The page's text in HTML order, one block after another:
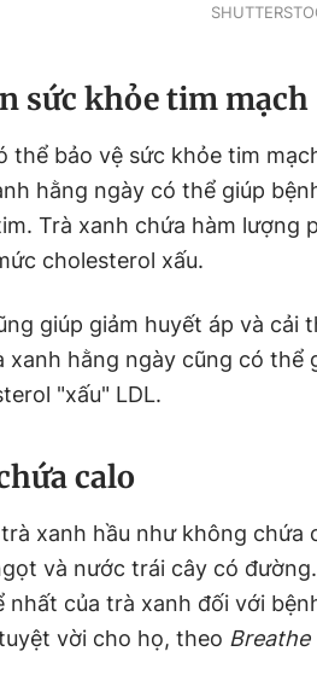
sức khỏe tim mạch
thể bảo vệ sức khỏe tim
hằng ngày có thể giúp
Trà xanh chứa hàm lượng
cholesterol xấu.
giúp giảm huyết áp và cải
xanh hằng ngày cũng có thể
"xấu" LDL.
calo
xanh hầu như không chứa
và nước trái cây có
nhất của trà xanh đối với
vời cho họ, theo Breathe